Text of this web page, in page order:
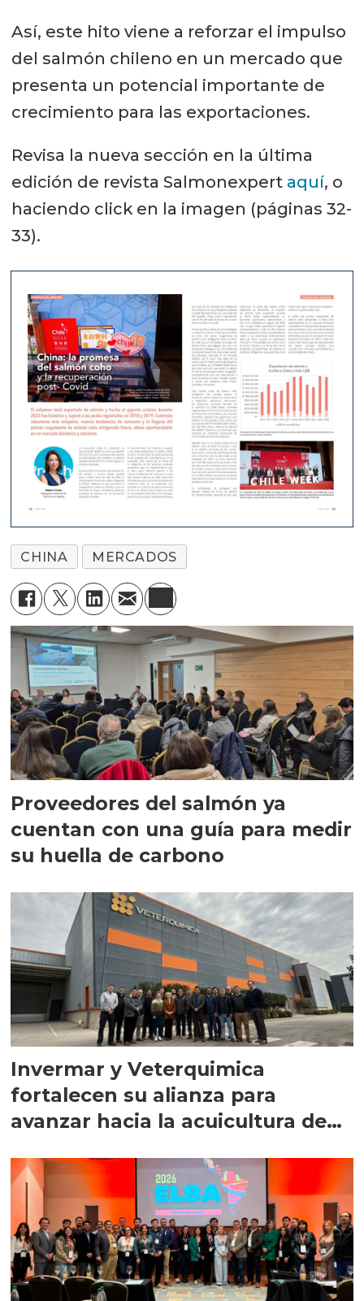
Así, este hito viene a reforzar el impulso
del salmón chileno en un mercado que
presenta un potencial importante de
crecimiento para las exportaciones.
Revisa la nueva sección en la última
edición de revista Salmonexpert aquí, o
haciendo click en la imagen (páginas 32-
33).
CHINA MERCADOS
Proveedores del salmón ya
cuentan con una guía para medir
su huella de carbono
Invermar y Veterquimica
fortalecen su alianza para
avanzar hacia la acuicultura de